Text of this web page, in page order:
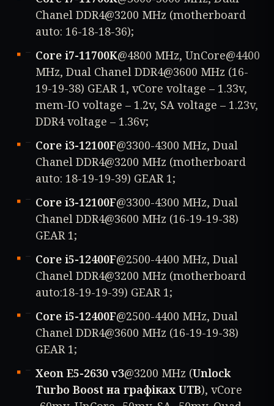
Chanel DDR4@3200 MHz (motherboard
auto: 16-18-18-36);
Core i7-11700K@4800 MHz, UnCore@4400
MHz, Dual Chanel DDR4@3600 MHz (16-
19-19-38) GEAR 1, vCore voltage – 1.33v,
mem-IO voltage – 1.2v, SA voltage – 1.23v,
DDR4 voltage – 1.36v;
Core i3-12100F@3300-4300 MHz, Dual
Chanel DDR4@3200 MHz (motherboard
auto: 18-19-19-39) GEAR 1;
Core i3-12100F@3300-4300 MHz, Dual
Chanel DDR4@3600 MHz (16-19-19-38)
GEAR 1;
Core i5-12400F@2500-4400 MHz, Dual
Chanel DDR4@3200 MHz (motherboard
auto:18-19-19-39) GEAR 1;
Core i5-12400F@2500-4400 MHz, Dual
Chanel DDR4@3600 MHz (16-19-19-38)
GEAR 1;
Xeon E5-2630 v3@3200 MHz (Unlock
Turbo Boost на графіках UTB), vCore